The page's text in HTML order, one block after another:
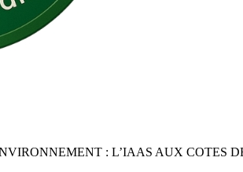
: L’IAAS AUX COTES